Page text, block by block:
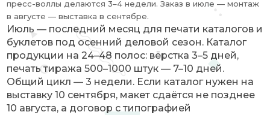
пресс-воллы делаются 3–4 недели. Заказ в июле — монтаж
в августе — выставка в сентябре.
Июль — последний месяц для печати каталогов и
буклетов под осенний деловой сезон. Каталог
продукции на 24–48 полос: вёрстка 3–5 дней,
печать тиража 500–1000 штук — 7–10 дней.
Общий цикл — 3 недели. Если каталог нужен на
выставку 10 сентября, макет сдаётся не позднее
10 августа, а договор с типографией